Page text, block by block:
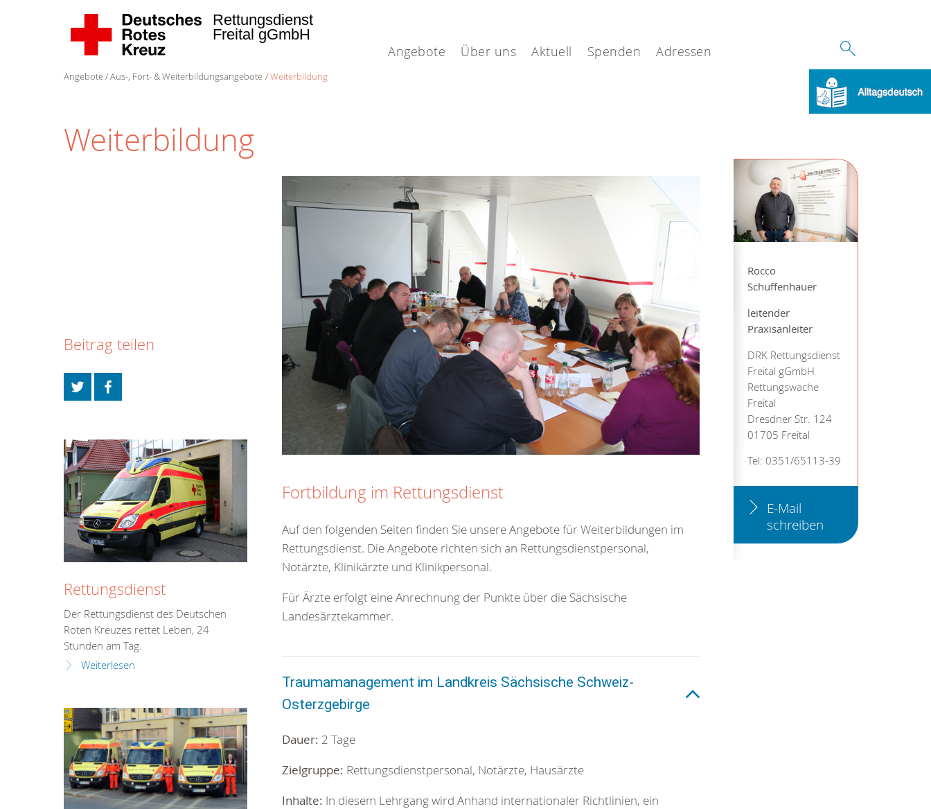
Angebote Über uns Aktuell Spenden Adressen
Rettungsdienst
Freital gGmbH
Angebote Aus-, Fort- & Weiterbildungsangebote Weiterbildung
Weiterbildung
Rocco
Schuffenhauer
leitender
Praxisanleiter
DRK Rettungsdienst
Freital gGmbH
Rettungswache
Freital
Dresdner Str. 124
01705 Freital
Tel: 0351/65113-39
E-Mail
schreiben
Fortbildung im Rettungsdienst
Auf den folgenden Seiten finden Sie unsere Angebote für Weiterbildungen im
Rettungsdienst. Die Angebote richten sich an Rettungsdienstpersonal,
Notärzte, Klinikärzte und Klinikpersonal.
Für Ärzte erfolgt eine Anrechnung der Punkte über die Sächsische
Landesärztekammer.
Traumamanagement im Landkreis Sächsische Schweiz-
Osterzgebirge
Dauer: 2 Tage
Zielgruppe: Rettungsdienstpersonal, Notärzte, Hausärzte
Inhalte: In diesem Lehrgang wird Anhand internationaler Richtlinien, ein
Beitrag teilen
Rettungsdienst
Der Rettungsdienst des Deutschen
Roten Kreuzes rettet Leben, 24
Stunden am Tag.
Weiterlesen